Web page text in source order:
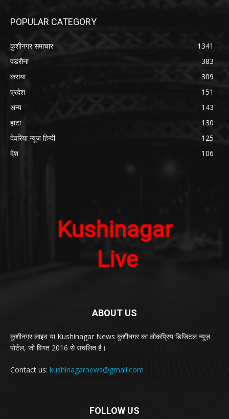
POPULAR CATEGORY
कुशीनगर समाचार
1341
पडरौना
383
कसया
309
प्रदेश
151
अन्य
143
हाटा
130
देवरिया न्यूज़ हिन्दी
125
देश
106
ABOUT US
कुशीनगर लाइव या Kushinagar News कुशीनगर का लोकप्रिय डिजिटल न्यूज़
पोर्टल, जो विगत 2016 से संचलित है।
Contact us: kushinagarnews@gmail.com
FOLLOW US